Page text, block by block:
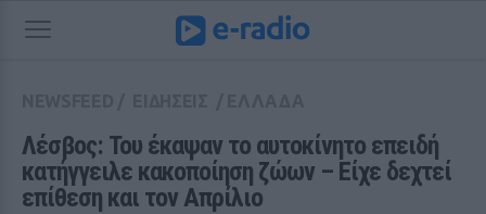
Λέσβος: Του έκαψαν το αυτοκίνητο επειδή
κατήγγειλε κακοποίηση ζώων – Είχε δεχτεί
επίθεση και τον Απρίλιο